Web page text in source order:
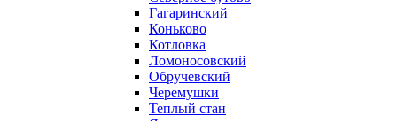
Гагаринский
Коньково
Котловка
Ломоносовский
Обручевский
Черемушки
Теплый стан